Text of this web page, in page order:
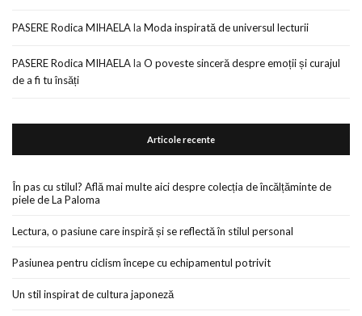
PASERE Rodica MIHAELAla Moda inspirată de universul lecturii
PASERE Rodica MIHAELAla O poveste sinceră despre emoții și curajul
de a fi tu însăți
Articole recente
În pas cu stilul? Află mai multe aici despre colecția de încălțăminte de
piele de La Paloma
Lectura, o pasiune care inspiră și se reflectă în stilul personal
Pasiunea pentru ciclism începe cu echipamentul potrivit
Un stil inspirat de cultura japoneză